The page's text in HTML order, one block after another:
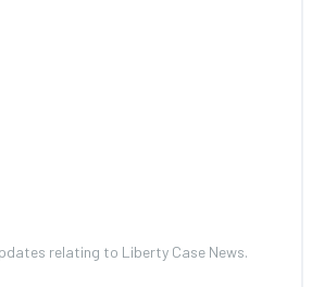
relating to Liberty Case News.